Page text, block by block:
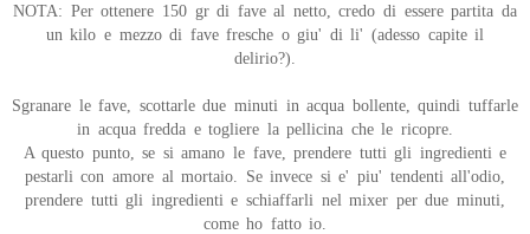
NOTA: Per ottenere 150 gr di fave al netto, credo di essere partita da
un kilo e mezzo di fave fresche o giu' di li' (adesso capite il
delirio?).
Sgranare le fave, scottarle due minuti in acqua bollente, quindi tuffarle
in acqua fredda e togliere la pellicina che le ricopre.
A questo punto, se si amano le fave, prendere tutti gli ingredienti e
pestarli con amore al mortaio. Se invece si e' piu' tendenti all'odio,
prendere tutti gli ingredienti e schiaffarli nel mixer per due minuti,
come ho fatto io.